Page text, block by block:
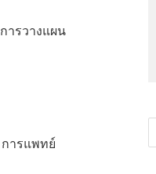
ารวางแผน
ารแพทย์